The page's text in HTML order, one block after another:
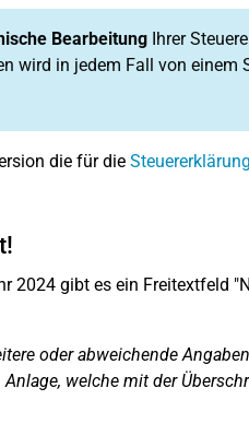
Bearbeitung Ihrer
wird in jedem Fall von einem
die für die
2024 gibt es ein Freitextfeld
oder abweichende
welche mit der